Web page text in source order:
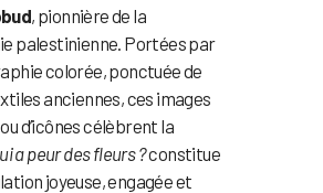
, pionnière de la
palestinienne. Portées par
colorée, ponctuée de
anciennes, ces images
d’icônes célèbrent la
a peur des fleurs ?constitue
joyeuse, engagée et